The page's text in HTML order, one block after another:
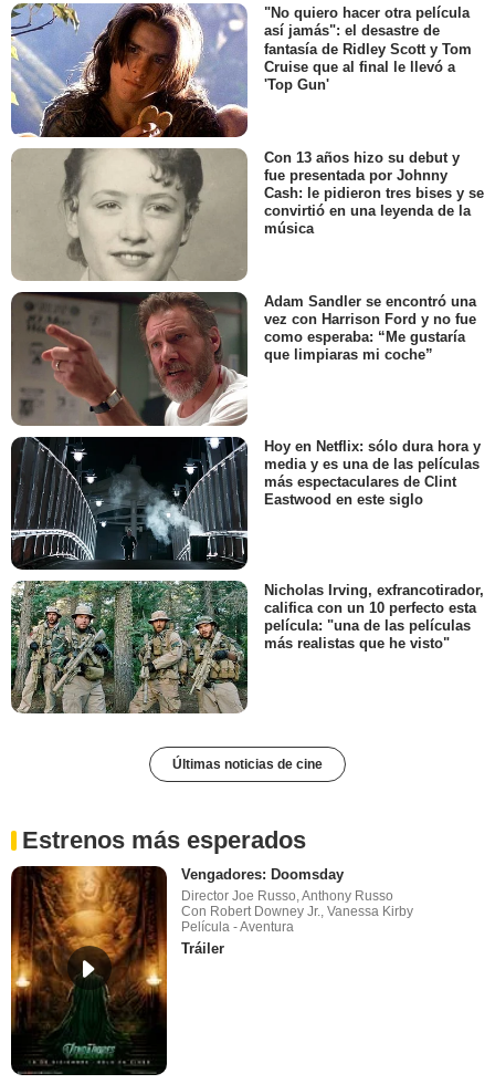
"No quiero hacer otra película
así jamás": el desastre de
fantasía de Ridley Scott y Tom
Cruise que al final le llevó a
'Top Gun'
Con 13 años hizo su debut y
fue presentada por Johnny
Cash: le pidieron tres bises y se
convirtió en una leyenda de la
música
Adam Sandler se encontró una
vez con Harrison Ford y no fue
como esperaba: “Me gustaría
que limpiaras mi coche”
Hoy en Netflix: sólo dura hora y
media y es una de las películas
más espectaculares de Clint
Eastwood en este siglo
Nicholas Irving, exfrancotirador,
califica con un 10 perfecto esta
película: "una de las películas
más realistas que he visto"
Últimas noticias de cine
Estrenos más esperados
Vengadores: Doomsday
Director Joe Russo, Anthony Russo
Con Robert Downey Jr., Vanessa Kirby
Película - Aventura
Tráiler